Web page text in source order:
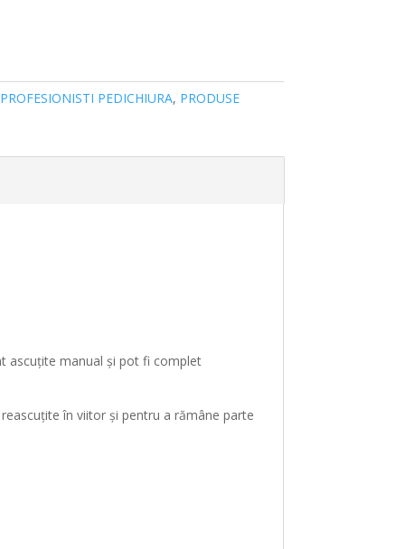
PEDICHIURA, PRODUSE
ascuțite manual și pot fi complet
în viitor și pentru a rămâne parte